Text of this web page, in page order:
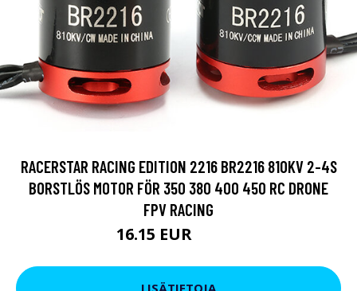
RACERSTAR RACING EDITION 2216 BR2216 810KV 2-4S
BORSTLÖS MOTOR FÖR 350 380 400 450 RC DRONE
FPV RACING
16.15 EUR
LISÄTIETOJA